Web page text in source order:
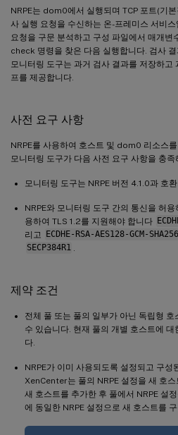
NRPE는 dom0에서 실행되며 TCP 포트(기
사 실행 요청을 수신하는 온-프레미스 서비
요청을 구문 분석하고 구성 파일에서 매개변
check 명령을 찾은 다음 실행합니다. 검사
모니터링 도구는 과거 검사 결과를 저장하고
프를 제공합니다.
사전 요구 사항
NRPE를 사용하여 호스트 및 dom0 리소스
모니터링 도구가 다음 사전 요구 사항을 충족
모니터링 도구는 NRPE 버전 4.1.0과 호
NRPE와 모니터링 도구 간의 통신을 허
용하여 TLS 1.2를 지원해야 합니다
리고
ECDHE-RSA-AES128-GCM-SHA256
SECP384R1
제약 조건
전체 풀 또는 풀의 일부가 아닌 독립형
수 있습니다. 현재 풀의 개별 호스트에 대
다.
NRPE가 이미 사용되도록 설정되고 구성
XenCenter는 풀의 NRPE 설정을 새 호
새 호스트를 추가한 후 풀에서 NRPE 설
에 동일한 NRPE 설정으로 새 호스트를